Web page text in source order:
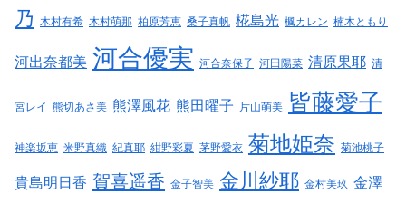
乃 木村有希 木村萌那 柏原芳恵 桑子真帆 椛島光 楓カレン 楠木ともり
河出奈都美 河合優実 河合奈保子 河田陽菜 清原果耶 清
宮レイ 熊切あさ美 熊澤風花 熊田曜子 片山萌美 皆藤愛子
神楽坂恵 米野真織 紀真耶 紺野彩夏 茅野愛衣 菊地姫奈 菊池桃子
貴島明日香 賀喜遥香 金子智美 金川紗耶 金村美玖 金澤